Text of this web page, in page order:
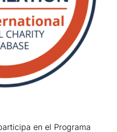
en el Programa